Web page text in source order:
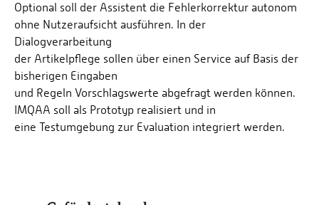
Optional soll der Assistent die Fehlerkorrektur autonom
ohne Nutzeraufsicht ausführen. In der
Dialogverarbeitung
der Artikelpflege sollen über einen Service auf Basis der
bisherigen Eingaben
und Regeln Vorschlagswerte abgefragt werden können.
IMQAA soll als Prototyp realisiert und in
eine Testumgebung zur Evaluation integriert werden.